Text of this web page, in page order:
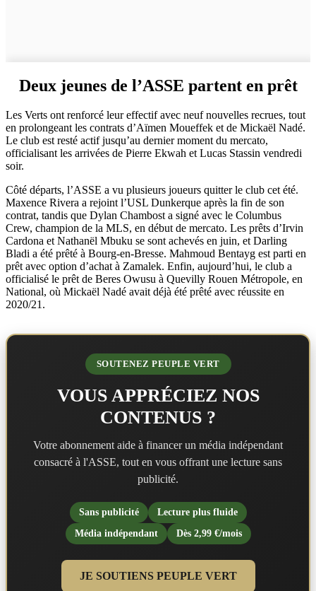
Deux jeunes de l’ASSE partent en prêt
Les Verts ont renforcé leur effectif avec neuf nouvelles recrues, tout
en prolongeant les contrats d’Aïmen Moueffek et de Mickaël Nadé.
Le club est resté actif jusqu’au dernier moment du mercato,
officialisant les arrivées de Pierre Ekwah et Lucas Stassin vendredi
soir.
Côté départs, l’ASSE a vu plusieurs joueurs quitter le club cet été.
Maxence Rivera a rejoint l’USL Dunkerque après la fin de son
contrat, tandis que Dylan Chambost a signé avec le Columbus
Crew, champion de la MLS, en début de mercato. Les prêts d’Irvin
Cardona et Nathanël Mbuku se sont achevés en juin, et Darling
Bladi a été prêté à Bourg-en-Bresse. Mahmoud Bentayg est parti en
prêt avec option d’achat à Zamalek. Enfin, aujourd’hui, le club a
officialisé le prêt de Beres Owusu à Quevilly Rouen Métropole, en
National, où Mickaël Nadé avait déjà été prêté avec réussite en
2020/21.
SOUTENEZ PEUPLE VERT
VOUS APPRÉCIEZ NOS
CONTENUS ?
Votre abonnement aide à financer un média indépendant
consacré à l'ASSE, tout en vous offrant une lecture sans
publicité.
Sans publicité
Lecture plus fluide
Média indépendant
Dès 2,99 €/mois
JE SOUTIENS PEUPLE VERT